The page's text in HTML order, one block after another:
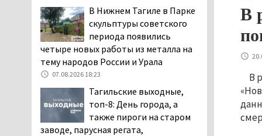
В
В
В Детской городской
больнице № 3 Нижнего
Тагила опровергли
обвинения родителей, которые
заявили, что их дочь в палате
покусала бельевая вошь
В Нижнем Тагиле на три
дня запретят
электросамокаты
В Нижнем Тагиле в Парке
скульптуры советского
периода появились
четыре новых работы из металла на
тему народов России и Урала
07.08.2026 18:23
Тагильские выходные,
топ-8: День города, а
также пироги на старом
заводе, парусная регата,